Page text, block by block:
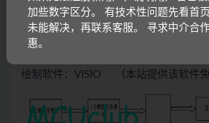
系统框图
绘制软件：VISIO （本站提供该软件免
加些数字区分。 有技术性问题先看首
未能解决，再联系客服。 寻求中介合
惠。